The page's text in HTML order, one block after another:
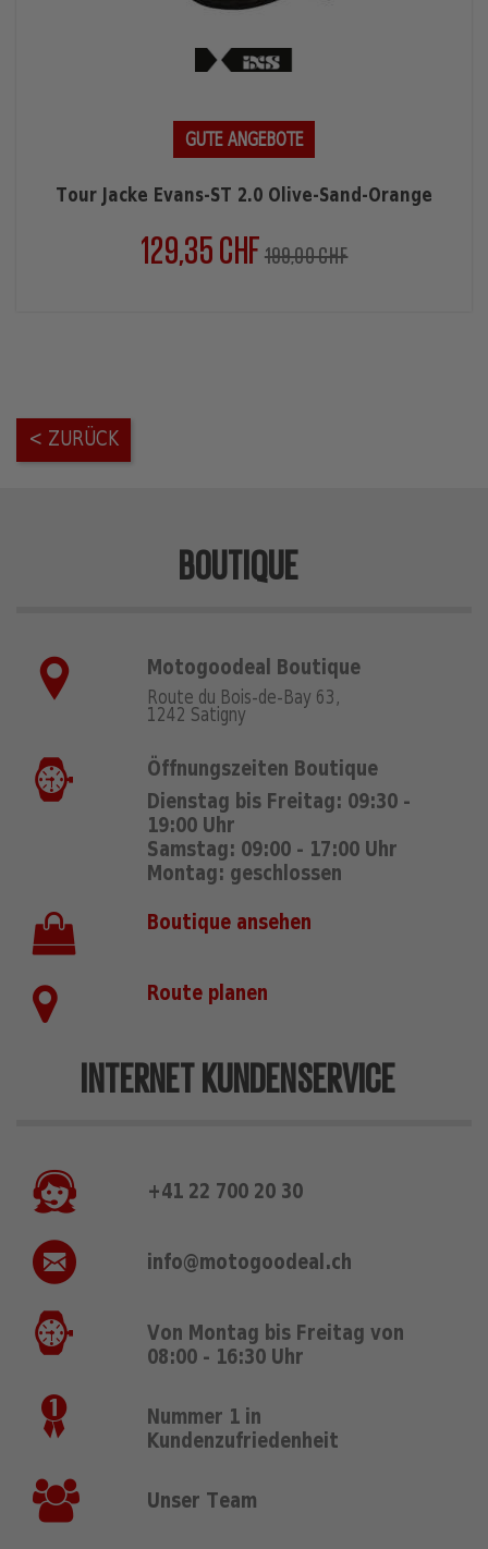
GUTE ANGEBOTE
Tour Jacke Evans-ST 2.0 Olive-Sand-Orange
129,35 CHF Verkaufspreis
199,00 CHFPreis
< ZURÜCK
BOUTIQUE
Motogoodeal Boutique
Route du Bois-de-Bay 63,
1242 Satigny
Öffnungszeiten Boutique
Dienstag bis Freitag: 09:30 -
19:00 Uhr
Samstag: 09:00 - 17:00 Uhr
Montag: geschlossen
Boutique ansehen
Route planen
INTERNET KUNDENSERVICE
+41 22 700 20 30
info@motogoodeal.ch
Von Montag bis Freitag von
08:00 - 16:30 Uhr
Nummer 1 in
Kundenzufriedenheit
Unser Team